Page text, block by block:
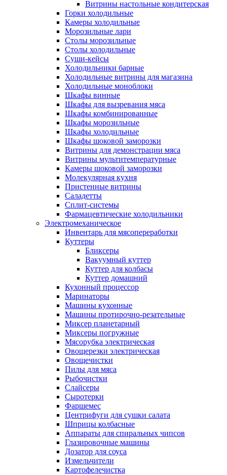
Витрины настольные кондитерская
Горки холодильные
Камеры холодильные
Морозильные лари
Столы морозильные
Столы холодильные
Суши-кейсы
Холодильники барные
Холодильные витрины для магазина
Холодильные моноблоки
Шкафы винные
Шкафы для вызревания мяса
Шкафы комбинированные
Шкафы морозильные
Шкафы холодильные
Шкафы шоковой заморозки
Витрины для демонстрации мяса
Витрины мультитемпературные
Камеры шоковой заморозки
Молекулярная кухня
Пристенные витрины
Саладетты
Сплит-системы
Фармацевтические холодильники
Электромеханическое
Инвентарь для мясопереработки
Куттеры
Бликсеры
Вакуумный куттер
Куттер для колбасы
Куттер домашний
Кухонный процессор
Маринаторы
Машины кухонные
Машины протирочно-резательные
Миксер планетарный
Миксеры погружные
Мясорубка электрическая
Овощерезки электрическая
Овощечистки
Пилы для мяса
Рыбочистки
Слайсеры
Сыротерки
Фаршемес
Центрифуги для сушки салата
Шприцы колбасные
Аппараты для спиральных чипсов
Глазировочные машины
Дозатор для соуса
Измельчители
Картофелечистка